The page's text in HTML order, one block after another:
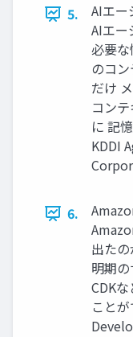
5.
AIエー
AIエー
必要
のコ
だけ
コン
に 記
KDDI
6.
出た
明期
CDK
こと